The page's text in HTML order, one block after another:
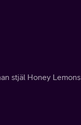
stjäl Honey